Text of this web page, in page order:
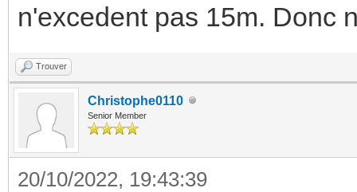
n'excedent pas 15m. Donc
Trouver
Christophe0110
Senior Member
20/10/2022, 19:43:39